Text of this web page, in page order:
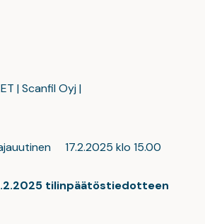
| Scanfil Oyj |
17.2.2025 klo 15.00
tilinpäätöstiedotteen